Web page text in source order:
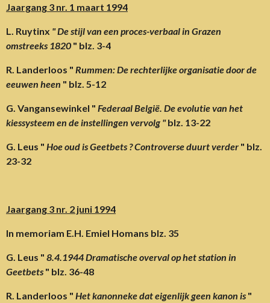
Jaargang 3 nr. 1 maart 1994
L. Ruytinx " De stijl van een proces-verbaal in Grazen
omstreeks 1820 " blz. 3-4
R. Landerloos " Rummen: De rechterlijke organisatie door de
eeuwen heen " blz. 5-12
G. Vangansewinkel " Federaal België. De evolutie van het
kiessysteem en de instellingen vervolg "blz. 13-22
G. Leus " Hoe oud is Geetbets ? Controverse duurt verder " blz.
23-32
Jaargang 3 nr. 2 juni 1994
In memoriam E.H. Emiel Homans blz. 35
G. Leus " 8.4.1944 Dramatische overval op het station in
Geetbets " blz. 36-48
R. Landerloos " Het kanonneke dat eigenlijk geen kanon is "